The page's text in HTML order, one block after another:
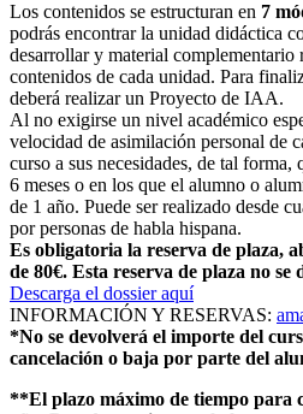
Los contenidos se estructuran en 7
podrás encontrar la unidad didáctica
desarrollar y material complementario
contenidos de cada unidad. Para
deberá realizar un Proyecto de IAA.
Al no exigirse un nivel académico
velocidad de asimilación personal de
curso a sus necesidades, de tal forma,
6 meses o en los que el alumno o
de 1 año. Puede ser realizado desde
por personas de habla hispana.
Es obligatoria la reserva de plaza,
de 80€. Esta reserva de plaza no se
Descarga el dossier aquí
INFORMACIÓN Y RESERVAS:
*No se devolverá el importe del
cancelación o baja por parte del
**El plazo máximo de tiempo para